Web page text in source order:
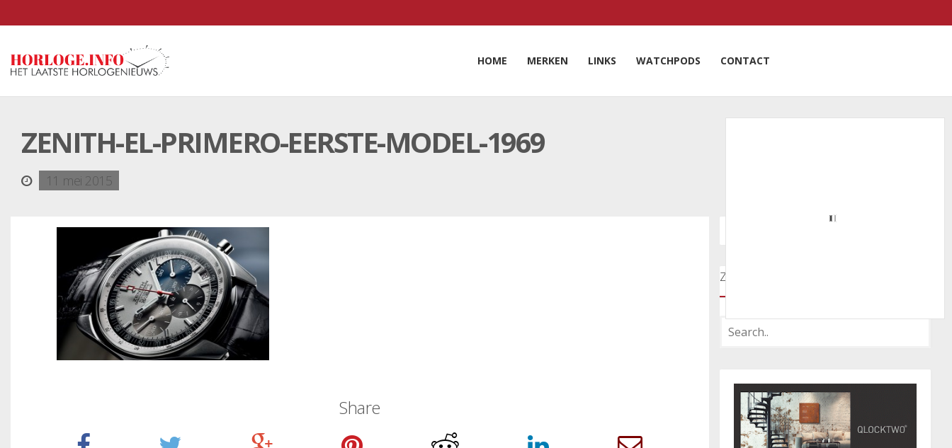
HOME MERKEN LINKS WATCHPODS CONTACT
ZENITH-EL-PRIMERO-EERSTE-MODEL-1969
11 mei 2015
Share
Zoeken door onze nieuwsartikelen